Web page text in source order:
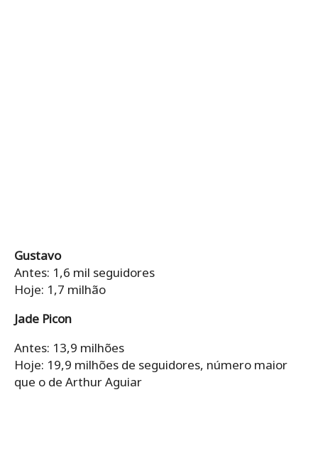
Gustavo
Antes: 1,6 mil seguidores
Hoje: 1,7 milhão
Jade Picon
Antes: 13,9 milhões
Hoje: 19,9 milhões de seguidores, número maior
que o de Arthur Aguiar